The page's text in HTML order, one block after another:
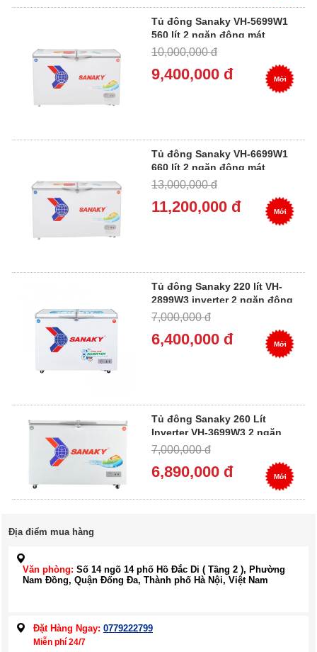
Tủ đông Sanaky VH-5699W1
560 lít 2 ngăn đông mát
10,000,000 đ
9,400,000 đ Mới
Tủ đông Sanaky VH-6699W1
660 lít 2 ngăn đông mát
13,000,000 đ
11,200,000 đ Mới
Tủ đông Sanaky 220 lít VH-
2899W3 inverter 2 ngăn đông
mát
7,000,000 đ
6,400,000 đ Mới
Tủ đông Sanaky 260 Lít
Inverter VH-3699W3 2 ngăn
đông mát
7,000,000 đ
6,890,000 đ Mới
Địa điểm mua hàng
Văn phòng: Số 14 ngõ 14 phố Hồ Đắc Di ( Tầng 2 ), Phường
Nam Đồng, Quận Đống Đa, Thành phố Hà Nội, Việt Nam
Đặt Hàng Ngay: 0779222799
Miễn phí 24/7